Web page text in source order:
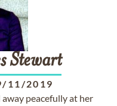
Stewart
11/2019
peacefully at her